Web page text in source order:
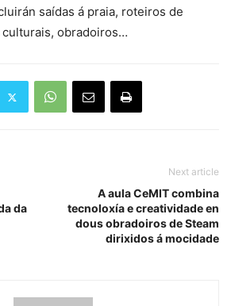
saídas á praia, roteiros de
obradoiros…
da
Next article
A aula CeMIT combina
tecnoloxía e creatividade en
dous obradoiros de Steam
dirixidos á mocidade